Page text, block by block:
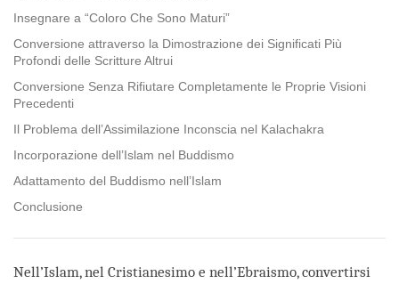
Insegnare a “Coloro Che Sono Maturi”
Conversione attraverso la Dimostrazione dei Significati Più
Profondi delle Scritture Altrui
Conversione Senza Rifiutare Completamente le Proprie Visioni
Precedenti
Il Problema dell’Assimilazione Inconscia nel Kalachakra
Incorporazione dell’Islam nel Buddismo
Adattamento del Buddismo nell’Islam
Conclusione
Nell’Islam, nel Cristianesimo e nell’Ebraismo, convertirsi